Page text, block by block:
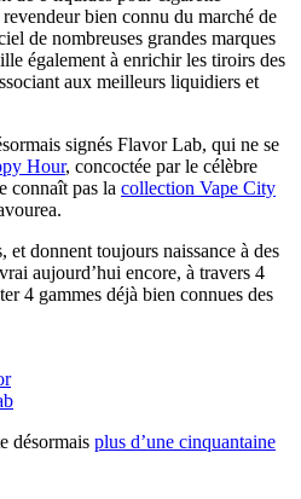
bien connu du marché de
de nombreuses grandes marques
également à enrichir les tiroirs des
aux meilleurs liquidiers et
signés Flavor Lab, qui ne se
Hour, concoctée par le célèbre
connaît pas la collection Vape City
et donnent toujours naissance à des
aujourd’hui encore, à travers 4
4 gammes déjà bien connues des
désormais plus d’une cinquantaine